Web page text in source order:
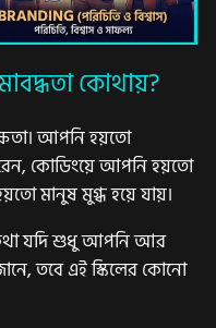
কোথায়?
আপনি হয়তো
কোডিংয়ে আপনি হয়তো
মানুষ মুগ্ধ হয়ে যায়।
যদি শুধু আপনি আর
তবে এই স্কিলের কোনো